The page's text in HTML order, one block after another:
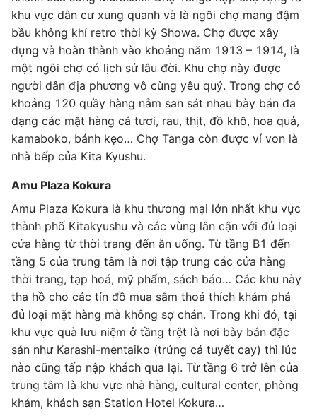
khu vực dân cư xung quanh và là ngôi chợ mang đậm
bầu không khí retro thời kỳ Showa. Chợ được xây
dựng và hoàn thành vào khoảng năm 1913 – 1914, là
một ngôi chợ có lịch sử lâu đời. Khu chợ này được
người dân địa phương vô cùng yêu quý. Trong chợ có
khoảng 120 quầy hàng nằm san sát nhau bày bán đa
dạng các mặt hàng cá tươi, rau, thịt, đồ khô, hoa quả,
kamaboko, bánh kẹo… Chợ Tanga còn được ví von là
nhà bếp của Kita Kyushu.
Amu Plaza Kokura
Amu Plaza Kokura là khu thương mại lớn nhất khu vực
thành phố Kitakyushu và các vùng lân cận với đủ loại
cửa hàng từ thời trang đến ăn uống. Từ tầng B1 đến
tầng 5 của trung tâm là nơi tập trung các cửa hàng
thời trang, tạp hoá, mỹ phẩm, sách báo… Các khu này
tha hồ cho các tín đồ mua sắm thoả thích khám phá
đủ loại mặt hàng mà không sợ chán. Trong khi đó, tại
khu vực quà lưu niệm ở tầng trệt là nơi bày bán đặc
sản như Karashi-mentaiko (trứng cá tuyết cay) thì lúc
nào cũng tấp nập khách qua lại. Từ tầng 6 trở lên của
trung tâm là khu vực nhà hàng, cultural center, phòng
khám, khách sạn Station Hotel Kokura…